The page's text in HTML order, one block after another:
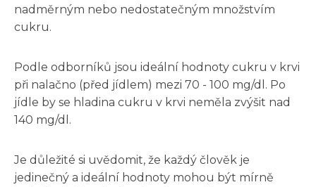
nadměrným nebo nedostatečným množstvím
cukru.
Podle odborníků jsou ideální hodnoty cukru v krvi
při nalačno (před jídlem) mezi 70 - 100 mg/dl. Po
jídle by se hladina cukru v krvi neměla zvýšit nad
140 mg/dl.
Je důležité si uvědomit, že každý člověk je
jedinečný a ideální hodnoty mohou být mírně